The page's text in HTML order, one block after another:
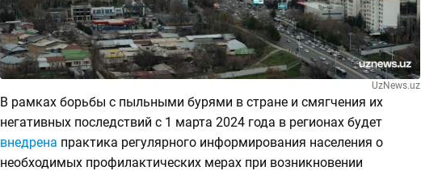
UzNews.uz
В рамках борьбы с пыльными бурями в стране и смягчения их
негативных последствий с 1 марта 2024 года в регионах будет
внедрена практика регулярного информирования населения о
необходимых профилактических мерах при возникновении